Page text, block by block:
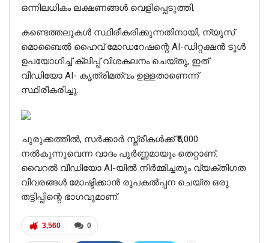
ഒന്നിലധികം ലക്ഷണങ്ങൾ വെളിപ്പെടുത്തി.
കണ്ടെത്തലുകൾ സ്ഥിരീകരിക്കുന്നതിനായി, ന്യൂസ്
മൊബൈൽ ഹൈവ് മോഡറേഷന്റെ AI-ഡിറ്റക്ഷൻ ടൂൾ
ഉപയോഗിച്ച് ക്ലിപ്പ് വിശകലനം ചെയ്തു, ഇത്
വീഡിയോ AI- കൃത്രിമത്വം ഉള്ളതാണെന്ന്
സ്ഥിരീകരിച്ചു.
ചുരുക്കത്തിൽ, സർക്കാർ സ്ത്രീകൾക്ക് ₹5,000
നൽകുന്നുവെന്ന വാദം പൂർണ്ണമായും തെറ്റാണ്.
വൈറൽ വീഡിയോ AI-യിൽ നിർമ്മിച്ചതും വ്യക്തിഗത
വിവരങ്ങൾ മോഷ്ടിക്കാൻ രൂപകൽപ്പന ചെയ്ത ഒരു
തട്ടിപ്പിന്റെ ഭാഗവുമാണ്.
0
3,560